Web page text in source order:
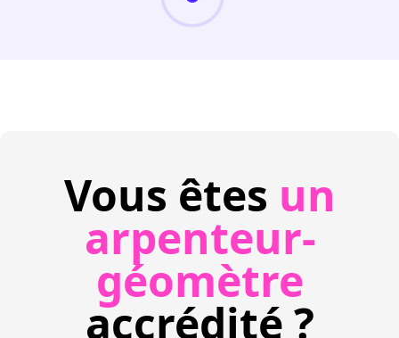
Vous êtes un
arpenteur-
géomètre
accrédité ?